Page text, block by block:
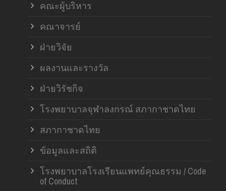
คณะผู้บริหาร
คณาจารย์
ฝ่ายวิจัย
ผลงานและรางวัล
ฝ่ายวิรัชกิจ
โรงพยาบาลจุฬาลงกรณ์ สภากาชาดไทย
สภากาชาดไทย
ข้อมูลและสถิติ
โรงพยาบาลโรงเรียนแพทย์คุณธรรม / Code
of Conduct